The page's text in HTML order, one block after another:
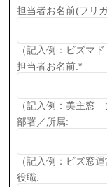
担当者お名前(フリ
（記入例：ビズマ
担当者お名前:*
（記入例：美主窓
部署／所属:
（記入例：ビズ窓運
役職: